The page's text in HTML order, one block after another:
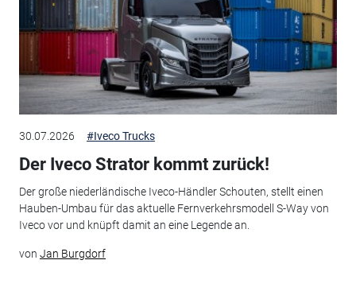
30.07.2026 #Iveco Trucks
Der Iveco Strator kommt zurück!
Der große niederländische Iveco-Händler Schouten, stellt einen
Hauben-Umbau für das aktuelle Fernverkehrsmodell S-Way von
Iveco vor und knüpft damit an eine Legende an.
von Jan Burgdorf